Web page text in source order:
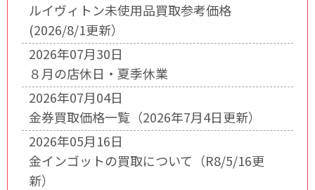
ルイヴィトン未使用品買取参考価格
(2026/8/1更新）
2026年07月30日
８月の店休日・夏季休業
2026年07月04日
金券買取価格一覧（2026年7月4日更新）
2026年05月16日
金インゴットの買取について（R8/5/16更
新）